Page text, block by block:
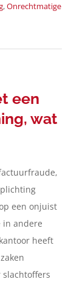
,Onrechtmatige
een
wat
een onjuist
in andere
heeft